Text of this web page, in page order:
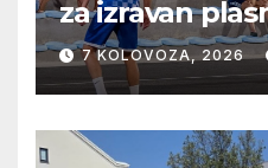
za izravan
četvrtfinale,
prolazak
večeras
juniora
7 KOLOVOZA, 2026